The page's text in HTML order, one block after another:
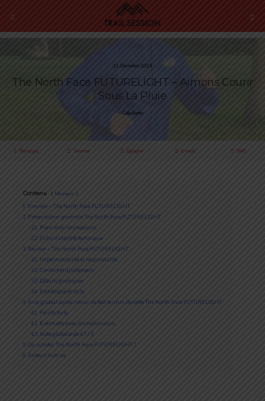
31 Décembre 2024
The North Face FUTURELIGHT – Aimons Courir
Sous La Pluie
Celia Bertin
Partager Tweeter Épingler E-mail SMS
Contenu Masquer
1
Preview – The North Face FUTURELIGHT
2 Présentation générale The North Face FUTURELIGHT
2.1
Premières impressions
2.2 Fiche d’identité technique
3 Review – The North Face FUTURELIGHT
3.1
Imperméabilité et respirabilité
3.2 Confort et ajustement
3.3 Détails pratiques
3.4 Esthétique et style
4 Avis global après retour de test terrain de cette The North Face FUTURELIGHT
4.1
Points forts
4.2 Éventuels axes d’amélioration
4.3 Note globale de 4.7 / 5
5 Où acheter The North Face FUTURELIGHT ?
6 Auteur/Autrice